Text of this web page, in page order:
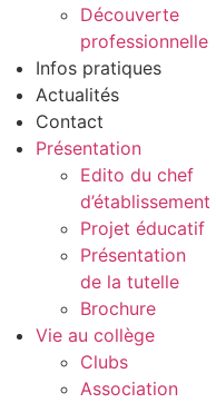
Découverte
professionnelle
Infos pratiques
Actualités
Contact
Présentation
Edito du chef
d’établissement
Projet éducatif
Présentation
de la tutelle
Brochure
Vie au collège
Clubs
Association